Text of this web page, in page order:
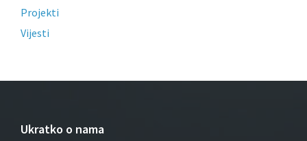
Projekti
Vijesti
Ukratko o nama